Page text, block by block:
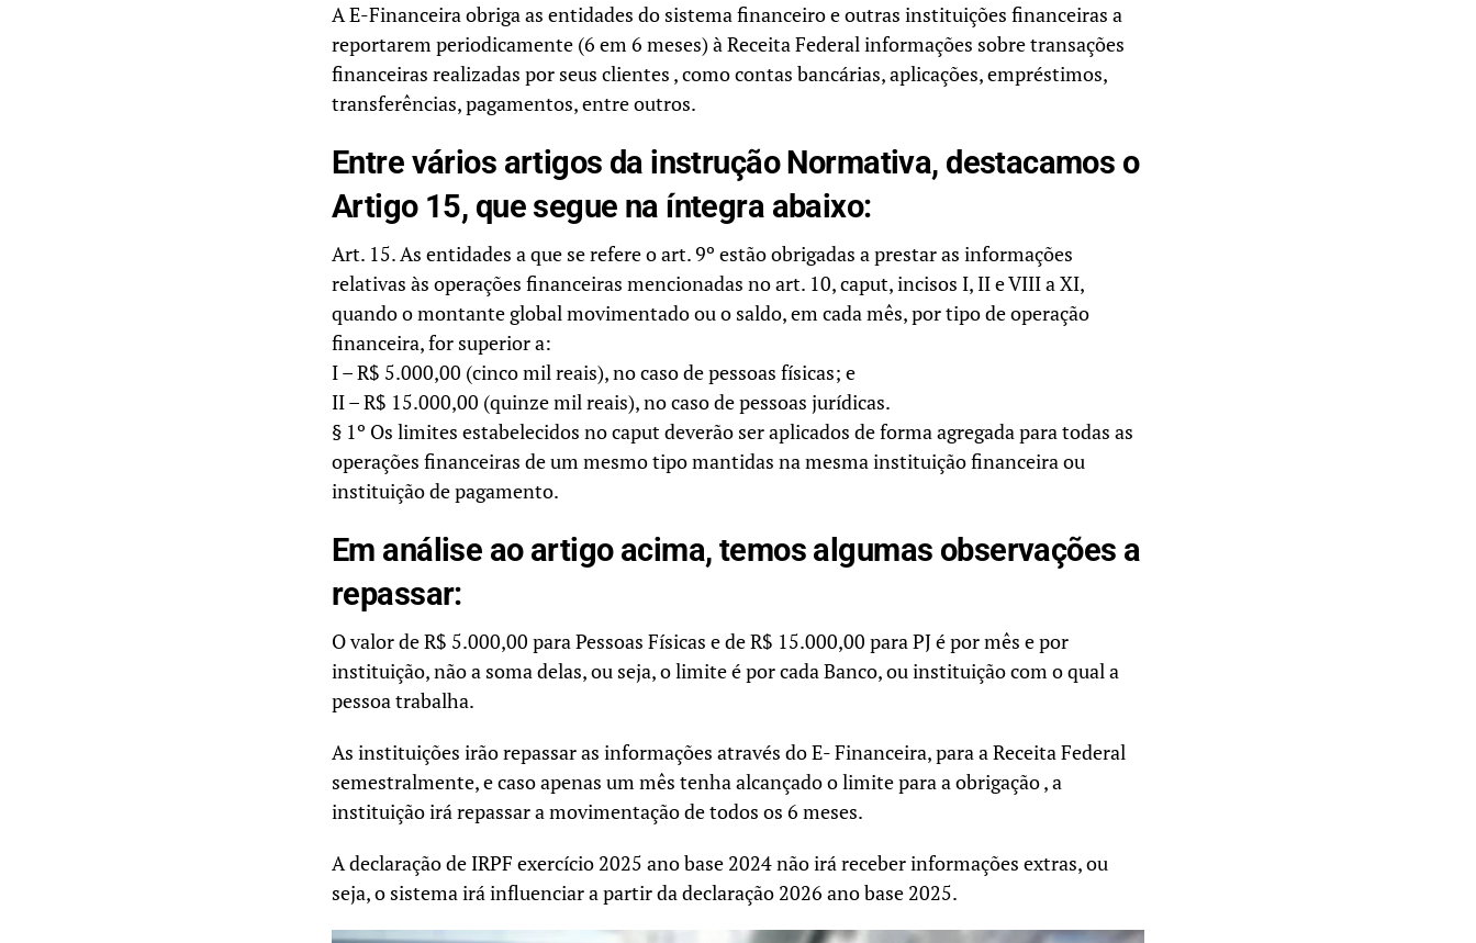
A E-Financeira obriga as entidades do sistema financeiro e outras instituições financeiras a
reportarem periodicamente (6 em 6 meses) à Receita Federal informações sobre transações
financeiras realizadas por seus clientes , como contas bancárias, aplicações, empréstimos,
transferências, pagamentos, entre outros.
Entre vários artigos da instrução Normativa, destacamos o
Artigo 15, que segue na íntegra abaixo:
Art. 15. As entidades a que se refere o art. 9º estão obrigadas a prestar as informações
relativas às operações financeiras mencionadas no art. 10, caput, incisos I, II e VIII a XI,
quando o montante global movimentado ou o saldo, em cada mês, por tipo de operação
financeira, for superior a:
I – R$ 5.000,00 (cinco mil reais), no caso de pessoas físicas; e
II – R$ 15.000,00 (quinze mil reais), no caso de pessoas jurídicas.
§ 1º Os limites estabelecidos no caput deverão ser aplicados de forma agregada para todas as
operações financeiras de um mesmo tipo mantidas na mesma instituição financeira ou
instituição de pagamento.
Em análise ao artigo acima, temos algumas observações a
repassar:
O valor de R$ 5.000,00 para Pessoas Físicas e de R$ 15.000,00 para PJ é por mês e por
instituição, não a soma delas, ou seja, o limite é por cada Banco, ou instituição com o qual a
pessoa trabalha.
As instituições irão repassar as informações através do E- Financeira, para a Receita Federal
semestralmente, e caso apenas um mês tenha alcançado o limite para a obrigação , a
instituição irá repassar a movimentação de todos os 6 meses.
A declaração de IRPF exercício 2025 ano base 2024 não irá receber informações extras, ou
seja, o sistema irá influenciar a partir da declaração 2026 ano base 2025.